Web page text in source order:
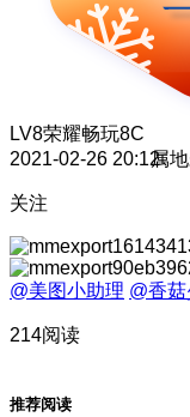
LV8荣耀畅玩8C
2021-02-26 20:12属
关注
@美图小助理 @香
214阅读
推荐阅读